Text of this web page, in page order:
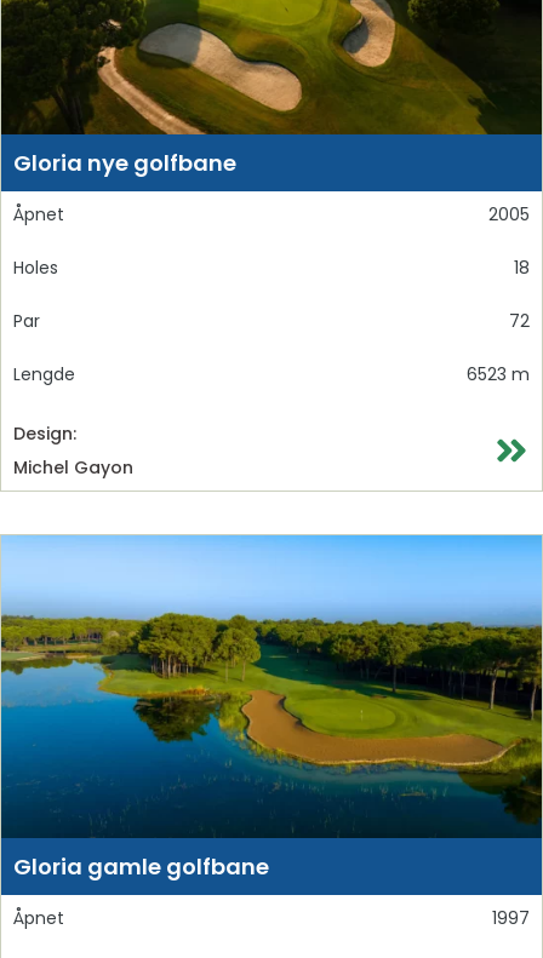
Gloria nye golfbane
Åpnet 2005
Holes 18
Par 72
Lengde 6523 m
Design:
Michel Gayon
Gloria gamle golfbane
Åpnet 1997